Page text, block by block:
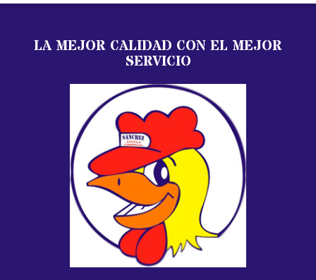
LA MEJOR CALIDAD CON EL MEJOR
SERVICIO